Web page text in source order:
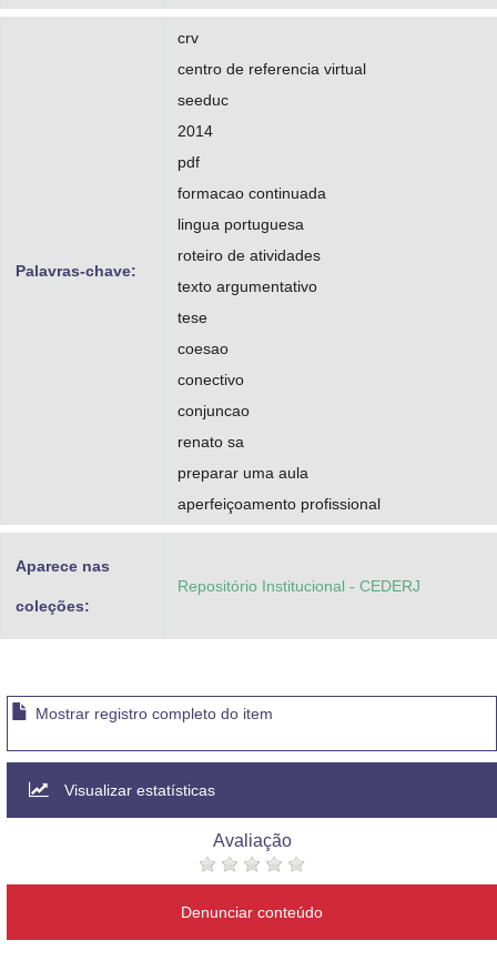
Palavras-chave:
crv
centro de referencia virtual
seeduc
2014
pdf
formacao continuada
lingua portuguesa
roteiro de atividades
texto argumentativo
tese
coesao
conectivo
conjuncao
renato sa
preparar uma aula
aperfeiçoamento profissional
Aparece nas
coleções:
Repositório Institucional - CEDERJ
Mostrar registro completo do item
Visualizar estatísticas
Avaliação
Denunciar conteúdo